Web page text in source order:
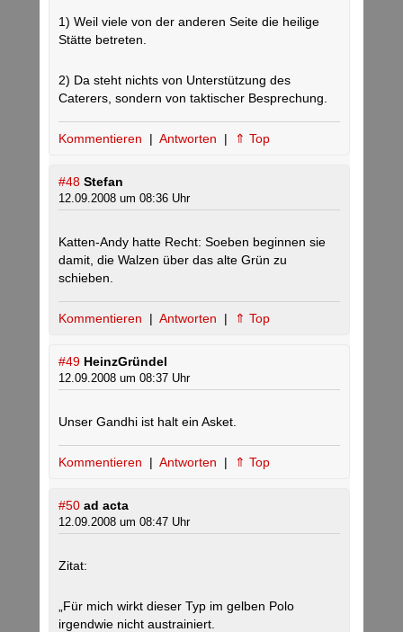
1) Weil viele von der anderen Seite die heilige
Stätte betreten.
2) Da steht nichts von Unterstützung des
Caterers, sondern von taktischer Besprechung.
Kommentieren | Antworten | ⇑ Top
#48 Stefan
12.09.2008 um 08:36 Uhr
Katten-Andy hatte Recht: Soeben beginnen sie
damit, die Walzen über das alte Grün zu
schieben.
Kommentieren | Antworten | ⇑ Top
#49 HeinzGründel
12.09.2008 um 08:37 Uhr
Unser Gandhi ist halt ein Asket.
Kommentieren | Antworten | ⇑ Top
#50 ad acta
12.09.2008 um 08:47 Uhr
Zitat:
„Für mich wirkt dieser Typ im gelben Polo
irgendwie nicht austrainiert.